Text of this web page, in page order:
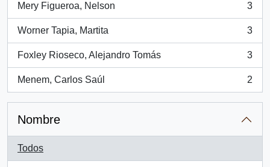
Mery Figueroa, Nelson
, 3 resultados
3
Worner Tapia, Martita
, 3 resultados
3
Foxley Rioseco, Alejandro Tomás
, 3 resultados
3
Menem, Carlos Saúl
, 2 resultados
2
Nombre
Todos